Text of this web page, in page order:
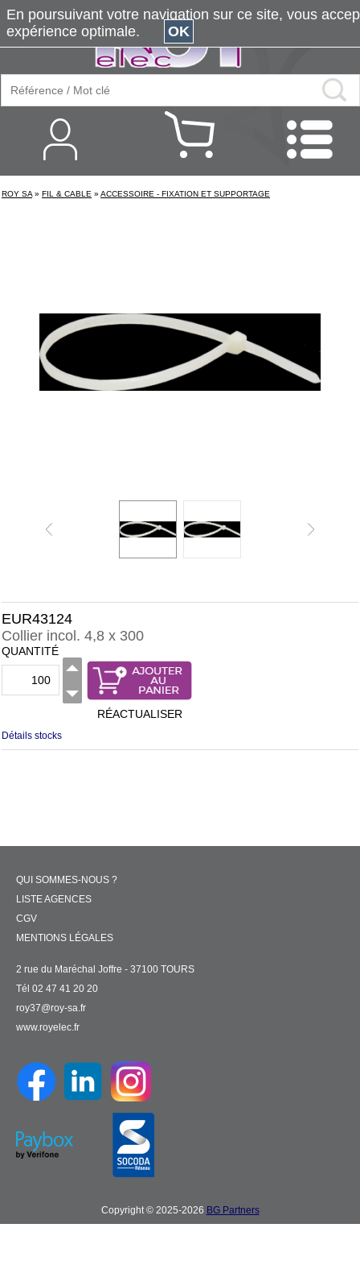
ROY SA » FIL & CABLE » ACCESSOIRE - FIXATION ET SUPPORTAGE
EUR43124
Collier incol. 4,8 x 300
QUANTITÉ
RÉACTUALISER
Détails stocks
QUI SOMMES-NOUS ?
LISTE AGENCES
CGV
MENTIONS LÉGALES
2 rue du Maréchal Joffre - 37100 TOURS
Tél 02 47 41 20 20
roy37@roy-sa.fr
www.royelec.fr
Copyright © 2025-2026 BG Partners
En poursuivant votre navigation sur ce site, vous
expérience optimale.
OK